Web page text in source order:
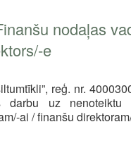
nodaļas
e
reģ. nr.
darbu uz nenoteiktu
ai / finanšu